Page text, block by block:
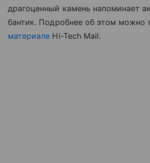
драгоценный камень напоминает
бантик. Подробнее об этом можно
материале Hi-Tech Mail.